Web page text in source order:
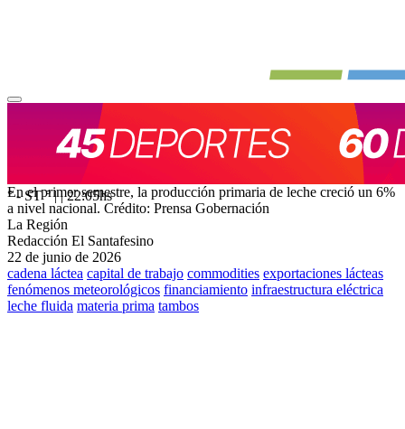
° - ST° ||22:05hs
En el primer semestre, la producción primaria de leche creció un 6%
a nivel nacional. Crédito: Prensa Gobernación
La Región
Redacción El Santafesino
22 de junio de 2026
cadena láctea capital de trabajo commodities exportaciones lácteas
fenómenos meteorológicos financiamiento infraestructura eléctrica
leche fluida materia prima tambos